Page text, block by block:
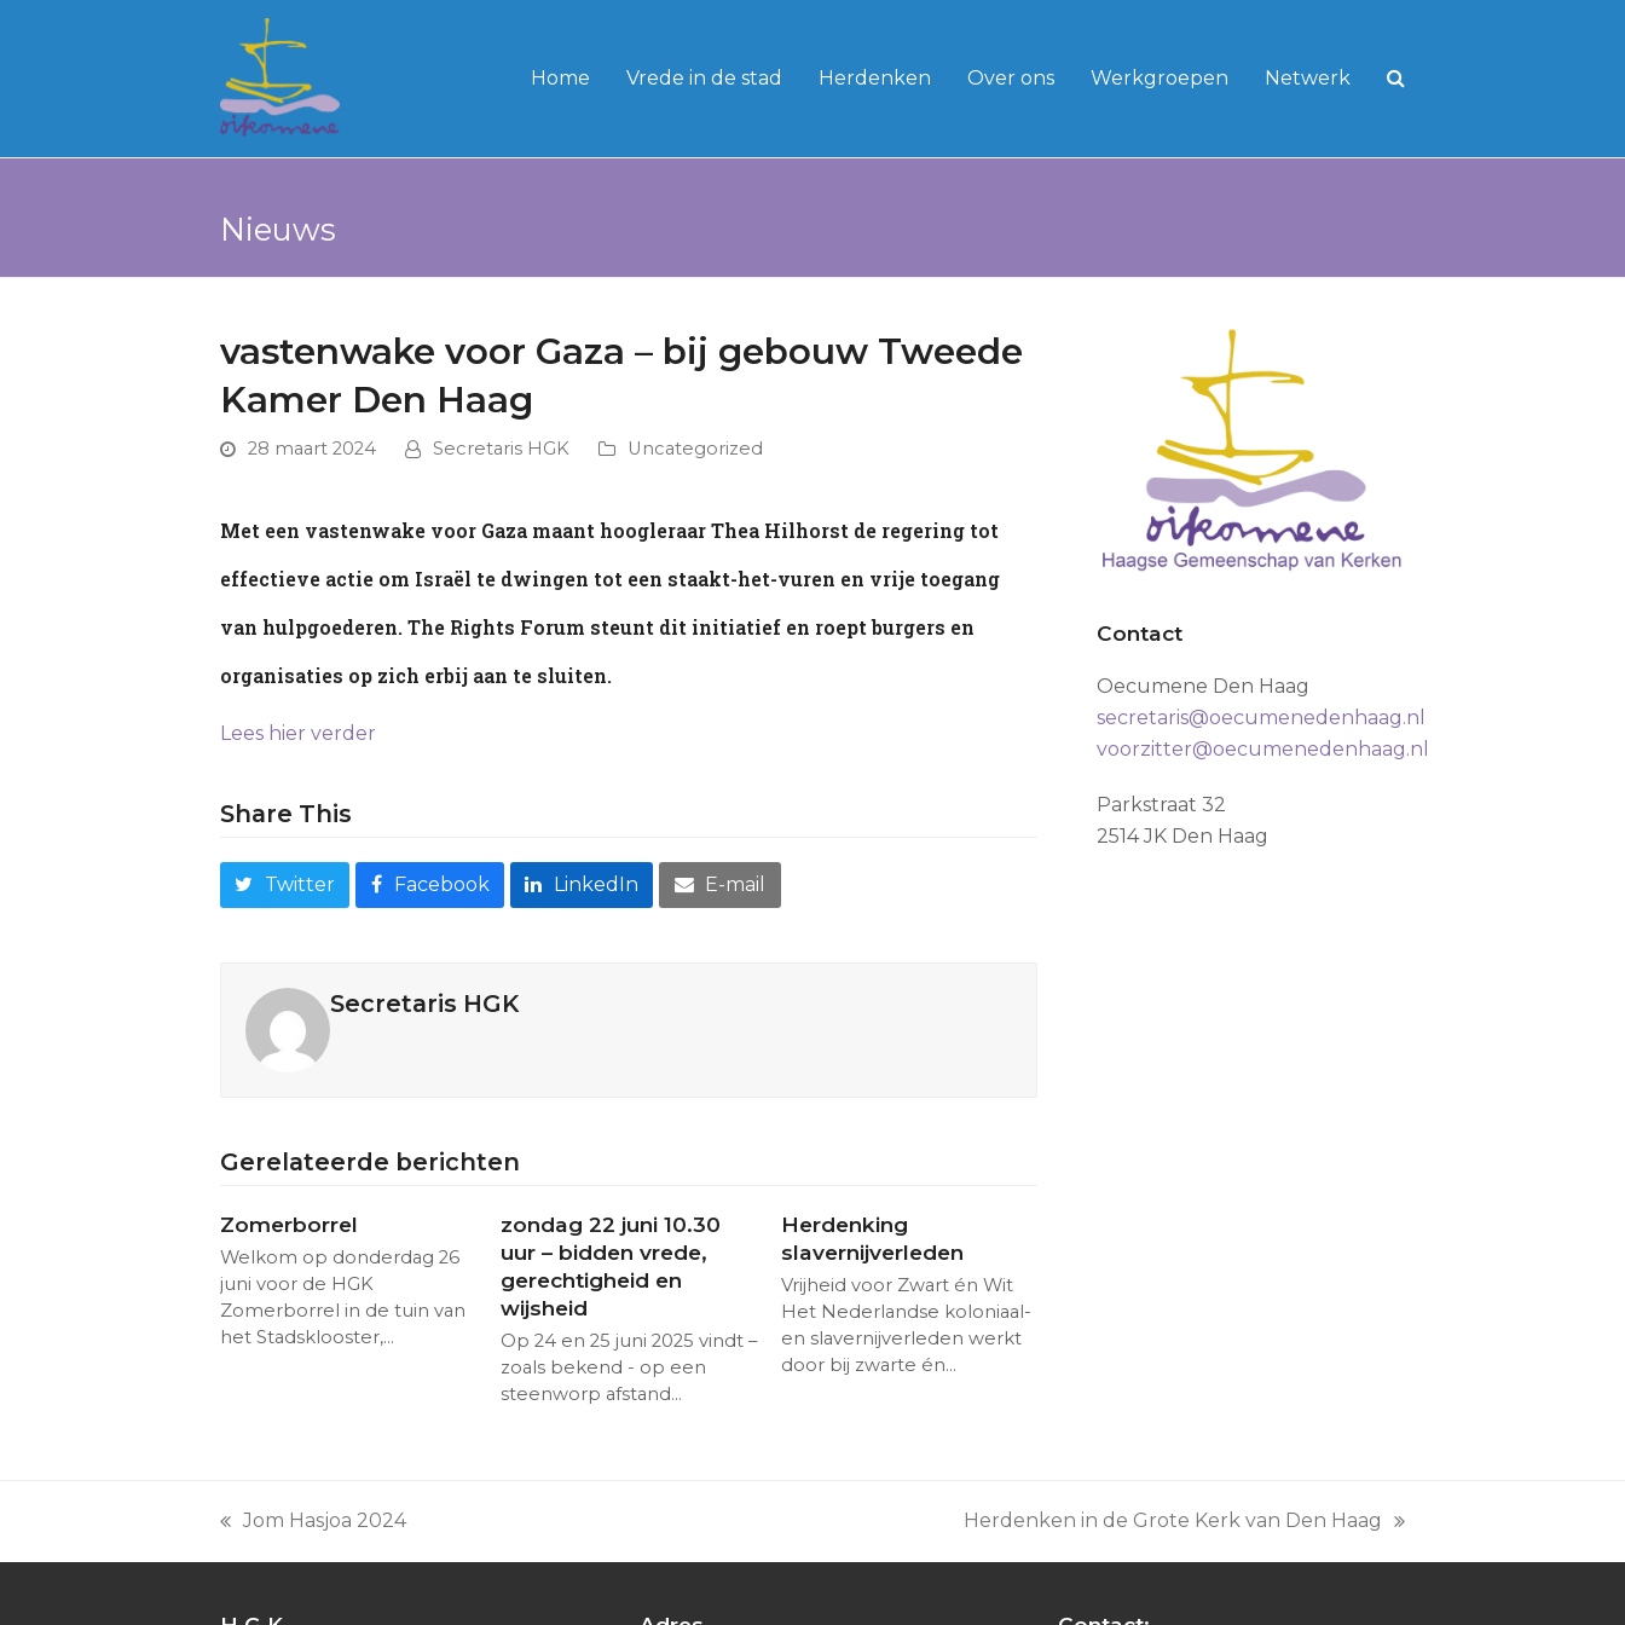
Home Vrede in de stad Herdenken Over ons Werkgroepen Netwerk
Nieuws
vastenwake voor Gaza – bij gebouw Tweede
Kamer Den Haag
28 maart 2024 Secretaris HGK Uncategorized
Met een vastenwake voor Gaza maant hoogleraar Thea Hilhorst de regering tot
effectieve actie om Israël te dwingen tot een staakt-het-vuren en vrije toegang
van hulpgoederen. The Rights Forum steunt dit initiatief en roept burgers en
organisaties op zich erbij aan te sluiten.
Lees hier verder
Share This
Twitter Facebook LinkedIn E-mail
Secretaris HGK
Gerelateerde berichten
Zomerborrel
Welkom op donderdag 26
juni voor de HGK
Zomerborrel in de tuin van
het Stadsklooster,…
zondag 22 juni 10.30
uur – bidden vrede,
gerechtigheid en
wijsheid
Op 24 en 25 juni 2025 vindt –
zoals bekend - op een
steenworp afstand…
Herdenking
slavernijverleden
Vrijheid voor Zwart én Wit
Het Nederlandse koloniaal-
en slavernijverleden werkt
door bij zwarte én…
Contact
Oecumene Den Haag
secretaris@oecumenedenhaag.nl
voorzitter@oecumenedenhaag.nl
Parkstraat 32
2514 JK Den Haag
post:
Jom Hasjoa 2024
post:
Herdenken in de Grote Kerk van Den Haag